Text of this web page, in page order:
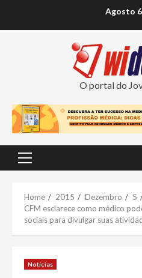
Agosto
O portal do
Primary
Home 2015 Dezembro
5
CFM esclarece como médico
sociais para divulgar suas
Notícias